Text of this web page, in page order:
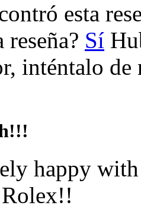
esta
reseña? Sí
inténtalo de
happy